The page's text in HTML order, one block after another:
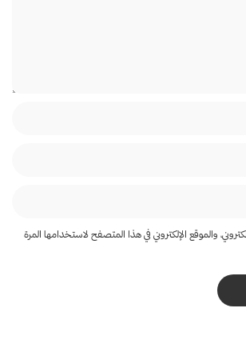
والموقع الإلكتروني في هذا المتصفح لاستخدامها المرة